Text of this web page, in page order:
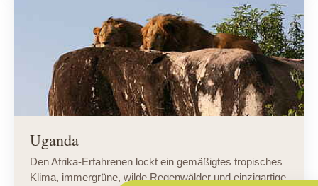
Uganda
Den Afrika-Erfahrenen lockt ein gemäßigtes tropisches
Klima, immergrüne, wilde Regenwälder und einzigartige